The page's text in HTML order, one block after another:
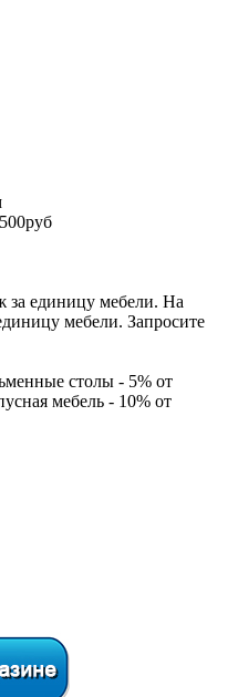
за единицу мебели. На
мебели. Запросите
столы - 5% от
мебель - 10% от